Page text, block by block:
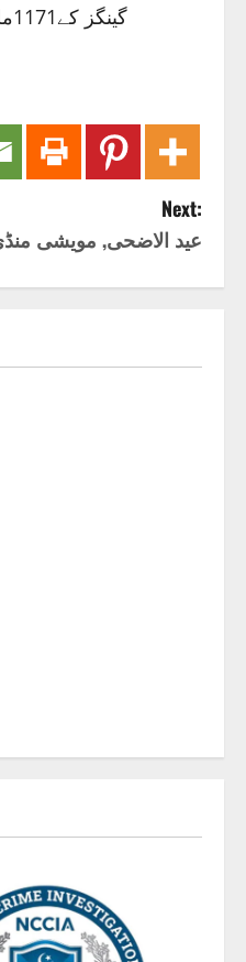
475گینگز کے1171ملزمان گرفتار، 4739مقدمات ٹریس کیے گئے جبکہ 31کروڑ52لاکھ روپے سے زائد مالیت کا مال مسروقہ برآمدکر کے اصل مالکان کے حوالے کیا گیا۔
Next:
عید الاضحی, مویشی